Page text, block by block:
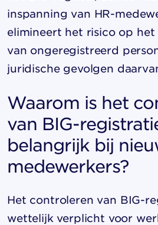
inspanning van HR-
elimineert het risico op het
van ongeregistreerd
juridische gevolgen
Waarom is het
van BIG-
belangrijk bij
medewerkers?
Het controleren van BIG-
wettelijk verplicht voor